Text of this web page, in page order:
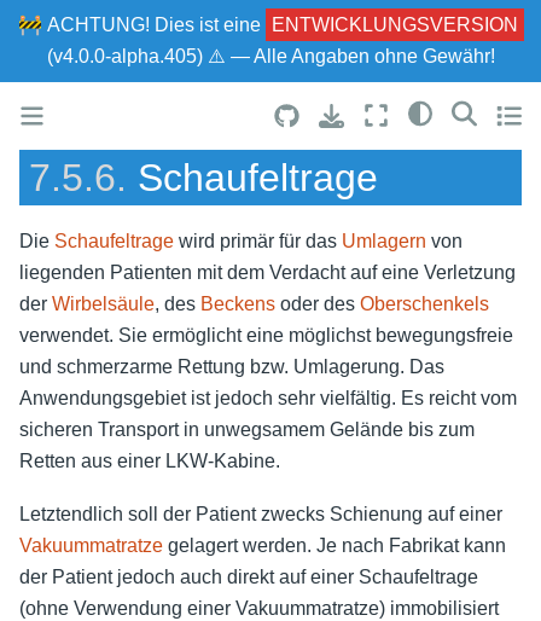
🚧 ACHTUNG! Dies ist eine
ENTWICKLUNGSVERSION
(v4.0.0-alpha.405) ⚠ — Alle Angaben ohne Gewähr!
7.5.6. Schaufeltrage
Die Schaufeltrage wird primär für das Umlagern von
liegenden Patienten mit dem Verdacht auf eine Verletzung
der Wirbelsäule, des Beckens oder des Oberschenkels
verwendet. Sie ermöglicht eine möglichst bewegungsfreie
und schmerzarme Rettung bzw. Umlagerung. Das
Anwendungsgebiet ist jedoch sehr vielfältig. Es reicht vom
sicheren Transport in unwegsamem Gelände bis zum
Retten aus einer LKW-Kabine.
Letztendlich soll der Patient zwecks Schienung auf einer
Vakuummatratze gelagert werden. Je nach Fabrikat kann
der Patient jedoch auch direkt auf einer Schaufeltrage
(ohne Verwendung einer Vakuummatratze) immobilisiert